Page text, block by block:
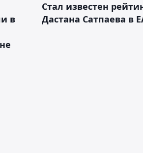
в
Стал известен
Дастана Сатпаева в